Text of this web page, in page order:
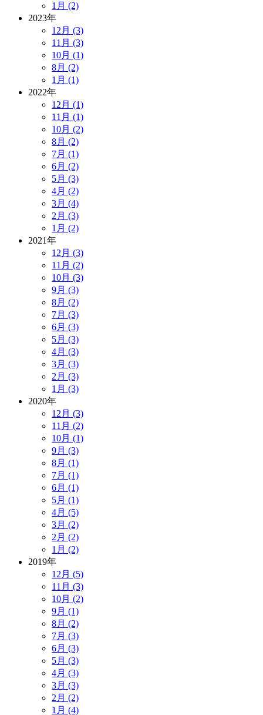
1月 (2)
2023年
12月 (3)
11月 (3)
10月 (1)
8月 (2)
1月 (1)
2022年
12月 (1)
11月 (1)
10月 (2)
8月 (2)
7月 (1)
6月 (2)
5月 (3)
4月 (2)
3月 (4)
2月 (3)
1月 (2)
2021年
12月 (3)
11月 (2)
10月 (3)
9月 (3)
8月 (2)
7月 (3)
6月 (3)
5月 (3)
4月 (3)
3月 (3)
2月 (3)
1月 (3)
2020年
12月 (3)
11月 (2)
10月 (1)
9月 (3)
8月 (1)
7月 (1)
6月 (1)
5月 (1)
4月 (5)
3月 (2)
2月 (2)
1月 (2)
2019年
12月 (5)
11月 (3)
10月 (2)
9月 (1)
8月 (2)
7月 (3)
6月 (3)
5月 (3)
4月 (3)
3月 (3)
2月 (2)
1月 (4)